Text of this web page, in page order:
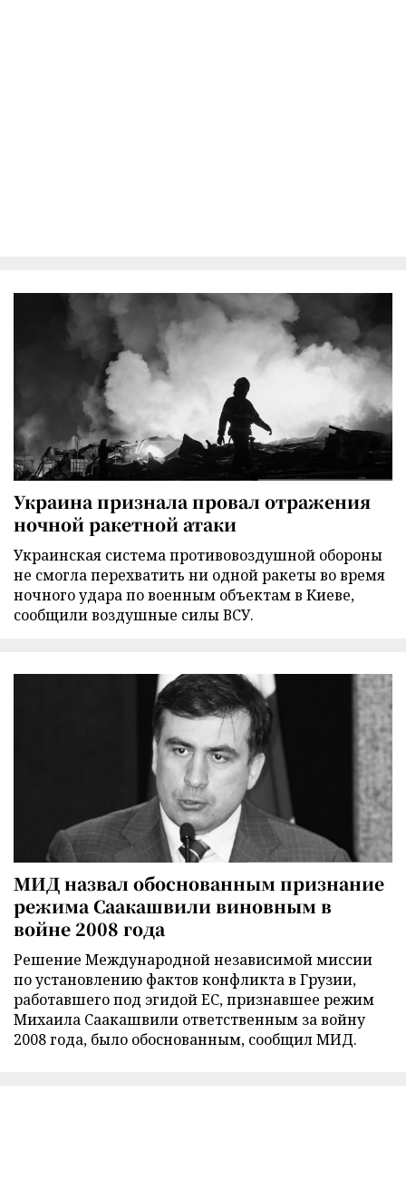
Украина признала провал отражения
ночной ракетной атаки
Украинская система противовоздушной обороны
не смогла перехватить ни одной ракеты во время
ночного удара по военным объектам в Киеве,
сообщили воздушные силы ВСУ.
МИД назвал обоснованным признание
режима Саакашвили виновным в
войне 2008 года
Решение Международной независимой миссии
по установлению фактов конфликта в Грузии,
работавшего под эгидой ЕС, признавшее режим
Михаила Саакашвили ответственным за войну
2008 года, было обоснованным, сообщил МИД.